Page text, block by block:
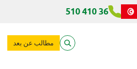
36 410 510
مطالب عن بعد